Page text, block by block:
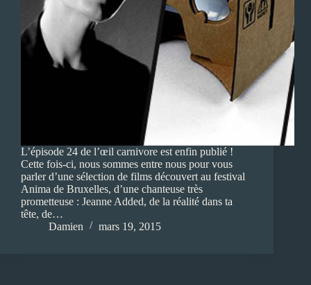
L’épisode 24 de l’œil carnivore est enfin publié !
Cette fois-ci, nous sommes entre nous pour vous
parler d’une sélection de films découvert au festival
Anima de Bruxelles, d’une chanteuse très
prometteuse : Jeanne Added, de la réalité dans ta
tête, de…
Damien
mars 19, 2015